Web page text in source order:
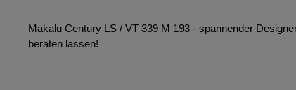
Makalu Century LS / VT 339 M 193 - spannender
beraten lassen!